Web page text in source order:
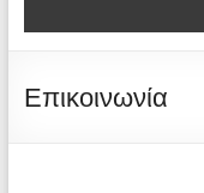
Επικοινωνία